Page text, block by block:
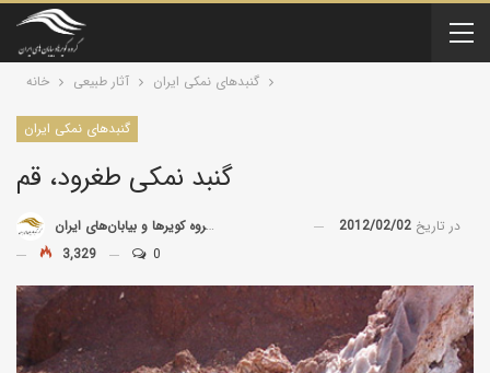
خانه آثار طبیعی گنبد‌های نمکی ایران
گنبد‌های نمکی ایران
گنبد نمکی طغرود، قم
توسط گروه کویرها و بیابان‌های ایران در تاریخ 2012/02/02
3,329
0